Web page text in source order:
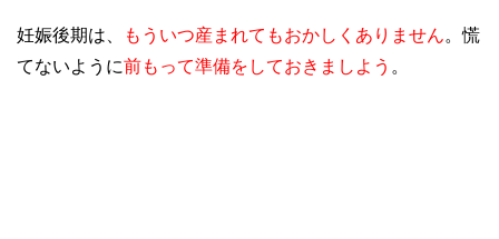
妊娠後期は、 もういつ産まれてもおかしくありません。慌
てないように前もって準備をしておきましよう 。